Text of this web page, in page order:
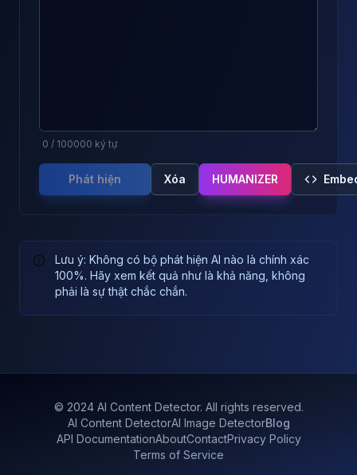
0 / 100000 ký tự
Phát hiện Xóa HUMANIZER
Lưu ý: Không có bộ phát hiện AI nào là chính xác
100%. Hãy xem kết quả như là khả năng, không
phải là sự thật chắc chắn.
© 2024 AI Content Detector. All rights reserved.
AI Content DetectorAI Image DetectorBlog
API DocumentationAboutContactPrivacy Policy
Terms of Service